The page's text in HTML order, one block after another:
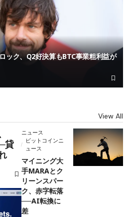
ック、Q2好決算もBTC事業粗利益が
View All
貸
ニュース
ビットコインニ
ュース
マイニング大
手MARAとク
リーンスパー
ク、赤字転落
──AI転換に
差